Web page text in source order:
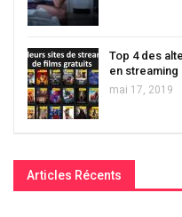
Top 4 des
en
mai 17, 2019
Articles Récents